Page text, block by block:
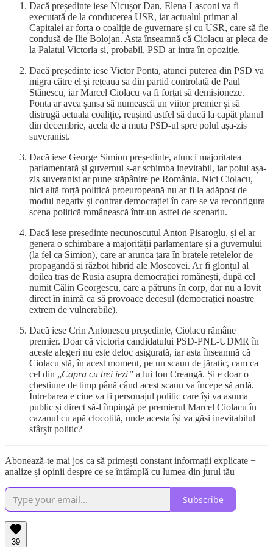
Dacă președinte iese Nicușor Dan, Elena Lasconi va fi
executată de la conducerea USR, iar actualul primar al
Capitalei ar forța o coaliție de guvernare și cu USR, care să fie
condusă de Ilie Bolojan. Asta înseamnă că Ciolacu ar pleca de
la Palatul Victoria și, probabil, PSD ar intra în opoziție.
Dacă președinte iese Victor Ponta, atunci puterea din PSD va
migra către el și rețeaua sa din partid controlată de Paul
Stănescu, iar Marcel Ciolacu va fi forțat să demisioneze.
Ponta ar avea șansa să numească un viitor premier și să
distrugă actuala coaliție, reușind astfel să ducă la capăt planul
din decembrie, acela de a muta PSD-ul spre polul așa-zis
suveranist.
Dacă iese George Simion președinte, atunci majoritatea
parlamentară și guvernul s-ar schimba inevitabil, iar polul așa-
zis suveranist ar pune stăpânire pe România. Nici Ciolacu,
nici altă forță politică proeuropeană nu ar fi la adăpost de
modul negativ și contrar democrației în care se va reconfigura
scena politică românească într-un astfel de scenariu.
Dacă iese președinte necunoscutul Anton Pisaroglu, și el ar
genera o schimbare a majorității parlamentare și a guvernului
(la fel ca Simion), care ar arunca țara în brațele rețelelor de
propagandă și război hibrid ale Moscovei. Ar fi glonțul al
doilea tras de Rusia asupra democrației românești, după cel
numit Călin Georgescu, care a pătruns în corp, dar nu a lovit
direct în inimă ca să provoace decesul (democrației noastre
extrem de vulnerabile).
Dacă iese Crin Antonescu președinte, Ciolacu rămâne
premier. Doar că victoria candidatului PSD-PNL-UDMR în
aceste alegeri nu este deloc asigurată, iar asta înseamnă că
Ciolacu stă, în acest moment, pe un scaun de jăratic, cam ca
cel din „Capra cu trei iezi” a lui Ion Creangă. Și e doar o
chestiune de timp până când acest scaun va începe să ardă.
Întrebarea e cine va fi personajul politic care își va asuma
public și direct să-l împingă pe premierul Marcel Ciolacu în
cazanul cu apă clocotită, unde acesta își va găsi inevitabilul
sfârșit politic?
Abonează-te mai jos ca să primești constant informații explicate +
analize și opinii despre ce se întâmplă cu lumea din jurul tău
Subscribe
39